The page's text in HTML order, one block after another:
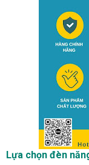
Lựa chọn đèn